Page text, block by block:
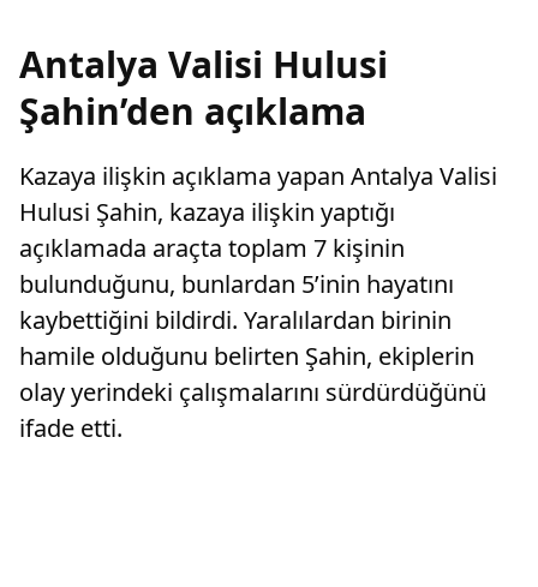
Antalya Valisi Hulusi
Şahin’den açıklama
Kazaya ilişkin açıklama yapan Antalya Valisi
Hulusi Şahin, kazaya ilişkin yaptığı
açıklamada araçta toplam 7 kişinin
bulunduğunu, bunlardan 5’inin hayatını
kaybettiğini bildirdi. Yaralılardan birinin
hamile olduğunu belirten Şahin, ekiplerin
olay yerindeki çalışmalarını sürdürdüğünü
ifade etti.